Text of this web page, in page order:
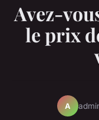
Avez-
le prix
A